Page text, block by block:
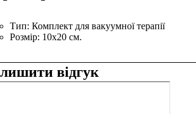
Тип:Комплект для вакуумної терапії
Розмір: 10x20 см.
відгук